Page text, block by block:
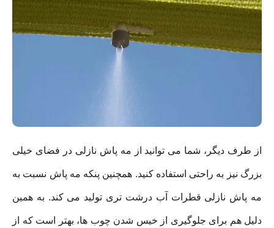
از طرف دیگر، شما می توانید از مه پاش نازلی در فضای خیلی
بزرگ نیز به راحتی استفاده کنید. همچنین پنکه مه پاش نسبت به
مه پاش نازلی قطرات آب درشت تری تولید می کند. به همین
دلیل هم برای جلوگیری از خیس شدن چوب ها، بهتر است که از